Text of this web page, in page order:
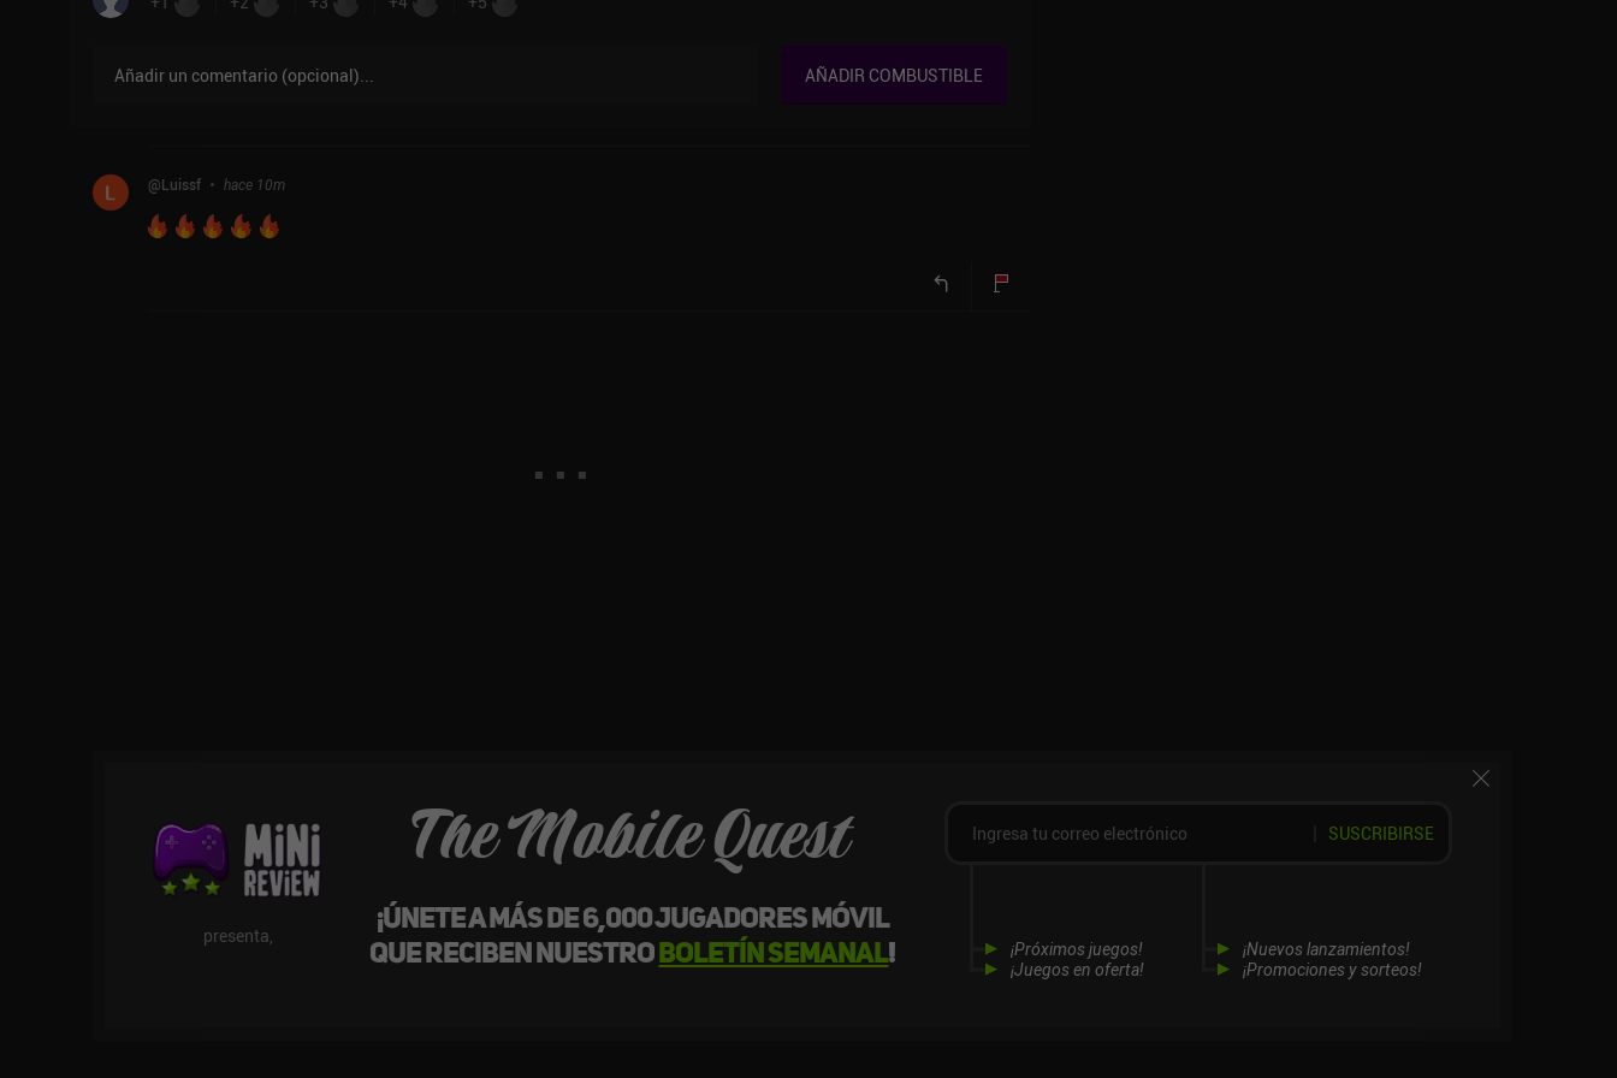
Añadir un comentario (opcional)... AÑADIR COMBUSTIBLE
@Luissf hace 10m
presenta,
The Mobile Quest
¡Únete a más de 6,000 jugadores móvil
que reciben nuestroboletín semanal!
¡Próximos juegos!
¡Juegos en oferta!
¡Nuevos lanzamientos!
¡Promociones y sorteos!
SUSCRIBIRSE